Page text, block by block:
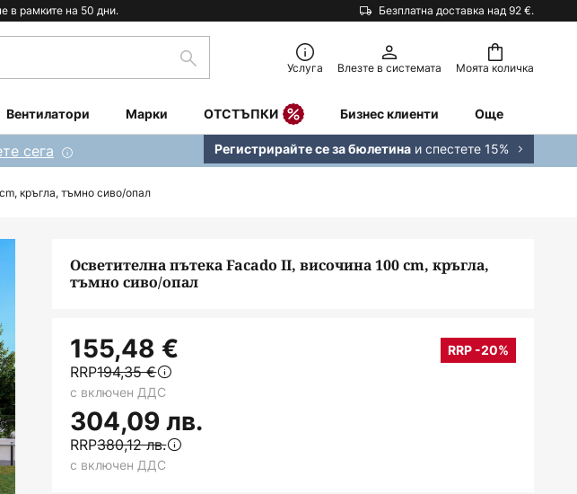
в рамките на 50 дни. Безплатна доставка над 92 €.
Моята количка
Търсене Услуга Влезте в системата
Вентилатори Марки ОТСТЪПКИ Бизнес клиенти Още
сега Регистрирайте се за бюлетина и спестете 15%
кръгла, тъмно сиво/опал
Осветителна пътека Facado II, височина 100 cm, кръгла,
тъмно сиво/опал
155,48 € RRP -20%
RRP194,35 €
304,09 лв.
RRP380,12 лв.
с включен ДДС
с включен ДДС